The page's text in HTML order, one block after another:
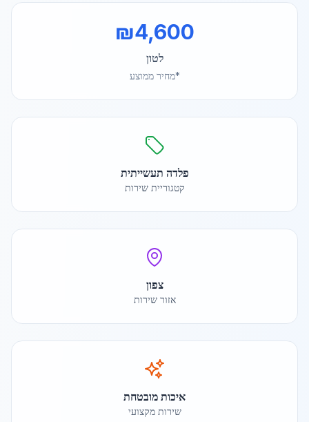
₪4,600
לטון
*מחיר ממוצע
פלדה תעשייתית
קטגוריית שירות
צפון
אזור שירות
איכות מובטחת
שירות מקצועי